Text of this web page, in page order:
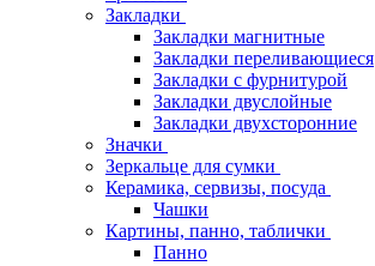
Закладки
Закладки магнитные
Закладки переливающиеся
Закладки с фурнитурой
Закладки двуслойные
Закладки двухсторонние
Значки
Зеркальце для сумки
Керамика, сервизы, посуда
Чашки
Картины, панно, таблички
Панно